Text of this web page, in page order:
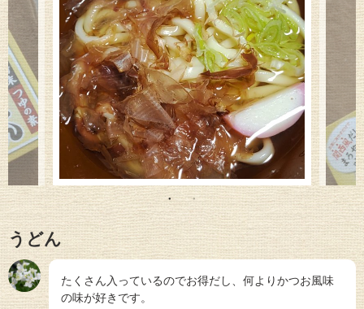
うどん
たくさん入っているのでお得だし、何よりかつお風味
の味が好きです。